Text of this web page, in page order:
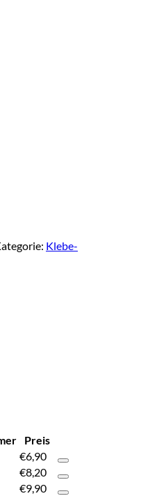
Klebe-
Preis
€6,90
€8,20
€9,90